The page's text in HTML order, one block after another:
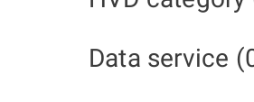
Data service